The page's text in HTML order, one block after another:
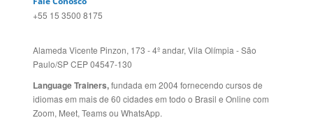
Alameda Vicente Pinzon, 173 - 4º andar, Vila Olímpia - São
Language Trainers,fundada em 2004 fornecendo cursos de
idiomas em mais de 60 cidades em todo o Brasil e Online com